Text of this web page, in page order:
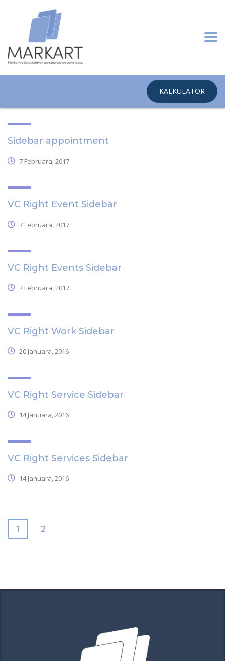
KALKULATOR
Sidebar appointment
7 Februara, 2017
VC Right Event Sidebar
7 Februara, 2017
VC Right Events Sidebar
7 Februara, 2017
VC Right Work Sidebar
20 Januara, 2016
VC Right Service Sidebar
14 Januara, 2016
VC Right Services Sidebar
14 Januara, 2016
1 2